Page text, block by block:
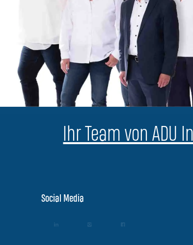
Ihr Team von
Social Media